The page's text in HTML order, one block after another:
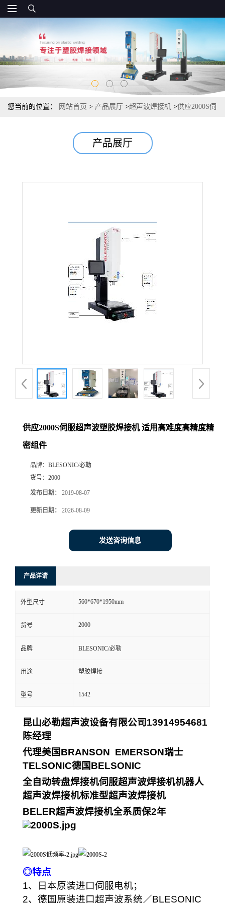
您当前的位置： 网站首页 > 产品展厅 >超声波焊接机 >供应2000S伺
产品展厅
供应2000S伺服超声波塑胶焊接机 适用高难度高精度精
密组件
品牌： BLESONIC/必勒
货号： 2000
发布日期： 2019-08-07
更新日期： 2026-08-09
发送咨询信息
产品详请
外型尺寸 560*670*1950mm
货号 2000
品牌 BLESONIC/必勒
用途 塑胶焊接
型号 1542
昆山必勒超声波设备有限公司13914954681
陈经理
代理美国BRANSON EMERSON瑞士
TELSONIC德国BELSONIC
全自动转盘焊接机伺服超声波焊接机机器人
超声波焊接机标准型超声波焊接机
BELER超声波焊接机全系质保2年
◎特点
1、日本原装进口伺服电机；
2、德国原装进口超声波系统／BLESONIC